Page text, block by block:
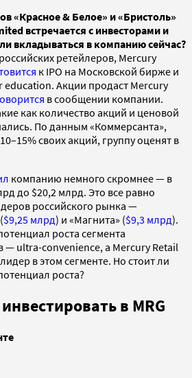
«Красное & Белое» и «Бристоль»
встречается с инвесторами и
вкладываться в компанию сейчас?
ретейлеров, Mercury
к IPO на Московской бирже и
education. Акции продаст Mercury
в сообщении компании.
как количество акций и ценовой
По данным «Коммерсанта»,
10–15% своих акций, группу оценят в
компанию немного скромнее — в
до $20,2 млрд. Это все равно
российского рынка —
$9,25 млрд) и «Магнита» ($9,3 млрд).
роста сегмента
— ultra-convenience, а Mercury Retail
в этом сегменте. Но стоит ли
роста?
в MRG